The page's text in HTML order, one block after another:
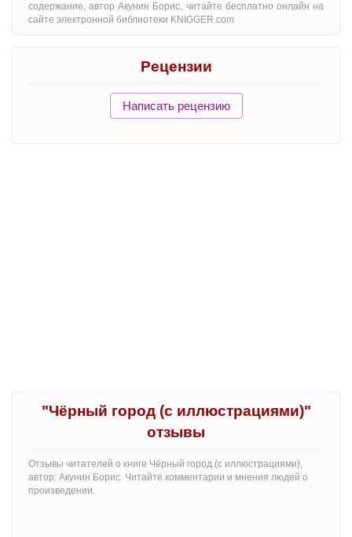
содержание, автор Акунин Борис, читайте бесплатно онлайн на
сайте электронной библиотеки KNIGGER.com
Рецензии
Написать рецензию
"Чёрный город (с иллюстрациями)"
отзывы
Отзывы читателей о книге Чёрный город (с иллюстрациями),
автор: Акунин Борис. Читайте комментарии и мнения людей о
произведении.